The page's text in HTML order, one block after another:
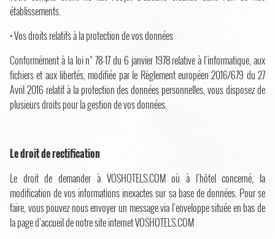
établissements.
• Vos droits relatifs à la protection de vos données
Conformément à la loi n° 78-17 du 6 janvier 1978 relative à l’informatique, aux
fichiers et aux libertés, modifiée par le Règlement européen 2016/679 du 27
Avril 2016 relatif à la protection des données personnelles, vous disposez de
plusieurs droits pour la gestion de vos données.
Le droit de rectification
Le droit de demander à VOSHOTELS.COM où à l’hôtel concerné, la
modification de vos informations inexactes sur sa base de données. Pour se
faire, vous pouvez nous envoyer un message via l’enveloppe située en bas de
la page d’accueil de notre site internet VOSHOTELS.COM